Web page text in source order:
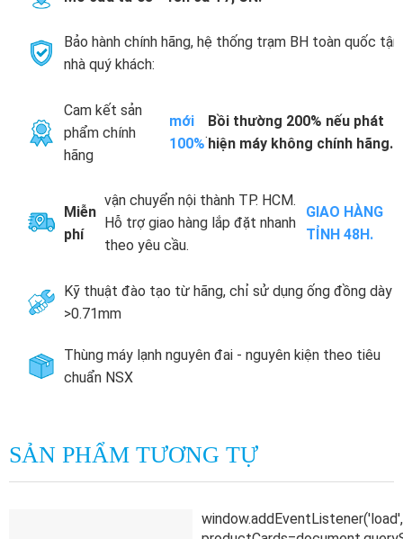
Bảo hành chính hãng, hệ thống trạm BH toàn quốc tận
nhà quý khách:
Cam kết sản
phẩm chính
hãng
mới
100%
.
Bồi thường 200% nếu phát
hiện máy không chính hãng.
Miễn
phí
vận chuyển nội thành TP. HCM.
Hỗ trợ giao hàng lắp đặt nhanh
theo yêu cầu.
GIAO HÀNG
TỈNH 48H.
Kỹ thuật đào tạo từ hãng, chỉ sử dụng ống đồng dày
>0.71mm
Thùng máy lạnh nguyên đai - nguyên kiện theo tiêu
chuẩn NSX
SẢN PHẨM TƯƠNG TỰ